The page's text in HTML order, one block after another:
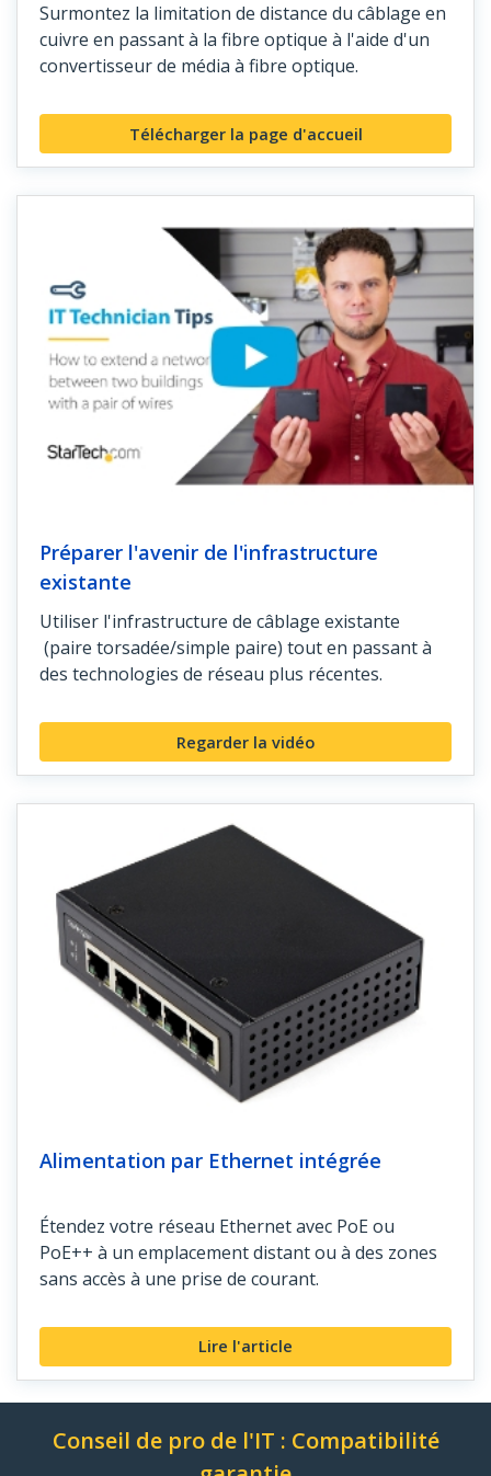
Surmontez la limitation de distance du câblage en
cuivre en passant à la fibre optique à l'aide d'un
convertisseur de média à fibre optique.
Télécharger la page d'accueil
Préparer l'avenir de l'infrastructure
existante
Utiliser l'infrastructure de câblage existante
(paire torsadée/simple paire) tout en passant à
des technologies de réseau plus récentes.
Regarder la vidéo
Alimentation par Ethernet intégrée
Étendez votre réseau Ethernet avec PoE ou
PoE++ à un emplacement distant ou à des zones
sans accès à une prise de courant.
Lire l'article
Conseil de pro de l'IT : Compatibilité